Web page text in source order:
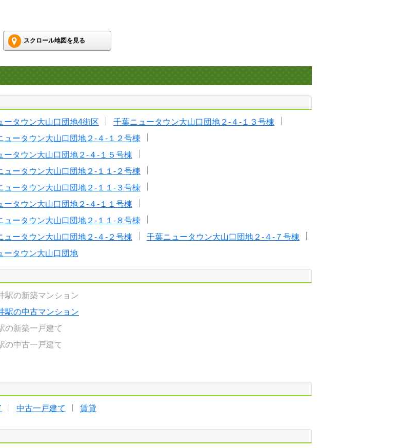
スクロール地図を見る
ータウン大山口団地4街区
千葉ニュータウン大山口団地２-４-１３号棟
ュータウン大山口団地２-４-１２号棟
ータウン大山口団地２-４-１５号棟
ュータウン大山口団地２-１１-２号棟
ュータウン大山口団地２-１１-３号棟
ータウン大山口団地２-４-１１号棟
ュータウン大山口団地２-１１-８号棟
ュータウン大山口団地２-４-２号棟
千葉ニュータウン大山口団地２-４-７号棟
ータウン大山口団地
駅の新築マンション
駅の中古マンション
の新築一戸建て
の中古一戸建て
中古一戸建て 賃貸